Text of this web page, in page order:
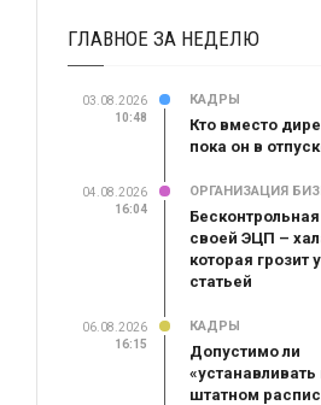
ГЛАВНОЕ ЗА НЕДЕЛЮ
03.08.2026
10:48
КАДРЫ
Кто вместо
пока он в
04.08.2026
16:04
ОРГАНИЗАЦИЯ
своей ЭЦП –
которая грозит
статьей
06.08.2026
16:15
КАДРЫ
Допустимо ли
«устанавливать
штатном